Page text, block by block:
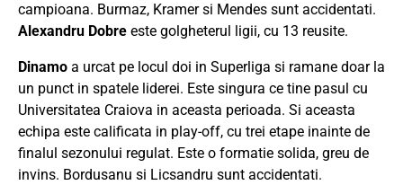
campioana. Burmaz, Kramer si Mendes sunt accidentati.
Alexandru Dobre este golgheterul ligii, cu 13 reusite.
Dinamo a urcat pe locul doi in Superliga si ramane doar la
un punct in spatele liderei. Este singura ce tine pasul cu
Universitatea Craiova in aceasta perioada. Si aceasta
echipa este calificata in play-off, cu trei etape inainte de
finalul sezonului regulat. Este o formatie solida, greu de
invins. Bordusanu si Licsandru sunt accidentati.